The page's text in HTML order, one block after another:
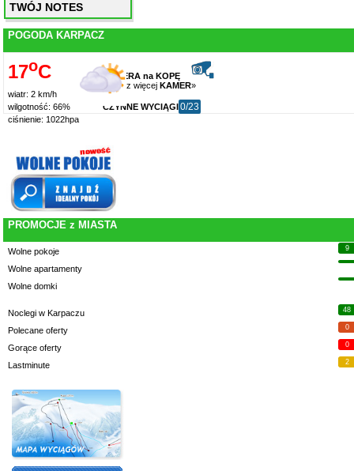
TWÓJ NOTES
POGODA KARPACZ
17oC
wiatr: 2 km/h
wilgotność: 66%
ciśnienie: 1022hpa
KAMERA na KOPĘ
zobacz więcej KAMER»
CZYNNE WYCIĄGI0/23
PROMOCJE z MIASTA
Wolne pokoje 9
Wolne apartamenty
Wolne domki
Noclegi w Karpaczu 48
Polecane oferty 0
Gorące oferty 0
Lastminute 2